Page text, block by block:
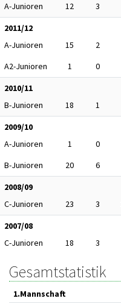
A-Junioren
12 3
2011/12
A-Junioren
15 2
A2-Junioren
1 0
2010/11
B-Junioren
18 1
2009/10
A-Junioren
1 0
B-Junioren
20 6
2008/09
C-Junioren
23 3
2007/08
C-Junioren
18 3
Gesamtstatistik
1.Mannschaft